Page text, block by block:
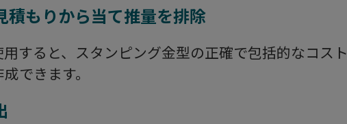
積もりから当て推量を排除
すると、スタンピング金型の正確で包括的なコスト
できます。